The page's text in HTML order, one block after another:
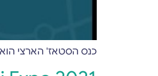
כנס הסטאז' הארצי